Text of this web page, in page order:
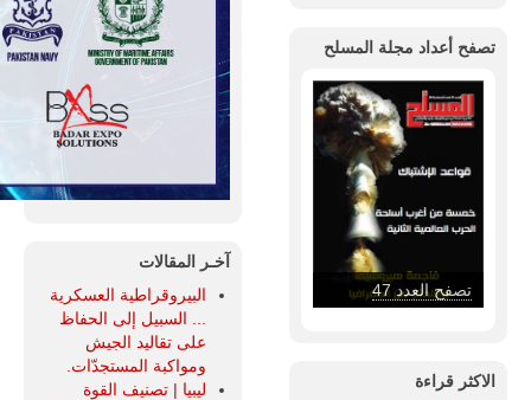
تصفح أعداد مجلة المسلح
تصفح العدد 46
الاكثر قراءة
آخـر المقالات
البيروقراطية العسكرية
... السبيل إلى الحفاظ
على تقاليد الجيش
ومواكبة المستجدّات.
ليبيا | تصنيف القوة